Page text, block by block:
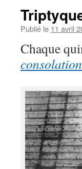
Publié le 11 avril
Chaque
consolation